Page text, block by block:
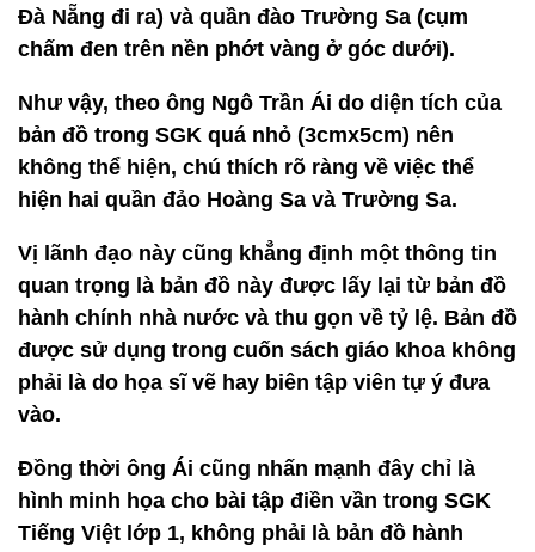
Đà Nẵng đi ra) và quần đào Trường Sa (cụm
chấm đen trên nền phớt vàng ở góc dưới).
Như vậy, theo ông Ngô Trần Ái do diện tích của
bản đồ trong SGK quá nhỏ (3cmx5cm) nên
không thể hiện, chú thích rõ ràng về việc thể
hiện hai quần đảo Hoàng Sa và Trường Sa.
Vị lãnh đạo này cũng khẳng định một thông tin
quan trọng là bản đồ này được lấy lại từ bản đồ
hành chính nhà nước và thu gọn về tỷ lệ. Bản đồ
được sử dụng trong cuốn sách giáo khoa không
phải là do họa sĩ vẽ hay biên tập viên tự ý đưa
vào.
Đồng thời ông Ái cũng nhấn mạnh đây chỉ là
hình minh họa cho bài tập điền vần trong SGK
Tiếng Việt lớp 1, không phải là bản đồ hành